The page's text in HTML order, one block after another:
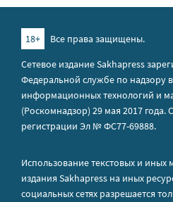
18+
Все права защищены.
Сетевое издание Sakhapress
Федеральной службе по надзору
информационных технологий и
(Роскомнадзор) 29 мая 2017 года.
регистрации Эл № ФС77-69888.
Использование текстовых и иных
издания Sakhapress на иных
социальных сетях разрешается